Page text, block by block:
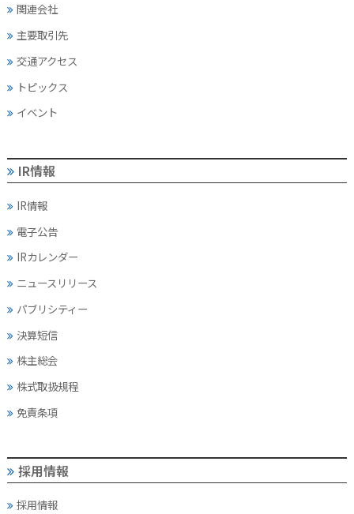
関連会社
主要取引先
交通アクセス
トピックス
イベント
IR情報
IR情報
電子公告
IRカレンダー
ニュースリリース
パブリシティー
決算短信
株主総会
株式取扱規程
免責条項
採用情報
採用情報